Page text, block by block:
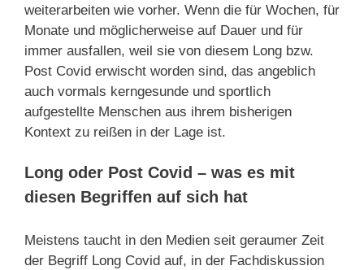
weiterarbeiten wie vorher. Wenn die für Wochen, für
Monate und möglicherweise auf Dauer und für
immer ausfallen, weil sie von diesem Long bzw.
Post Covid erwischt worden sind, das angeblich
auch vormals kerngesunde und sportlich
aufgestellte Menschen aus ihrem bisherigen
Kontext zu reißen in der Lage ist.
Long oder Post Covid – was es mit
diesen Begriffen auf sich hat
Meistens taucht in den Medien seit geraumer Zeit
der Begriff Long Covid auf, in der Fachdiskussion